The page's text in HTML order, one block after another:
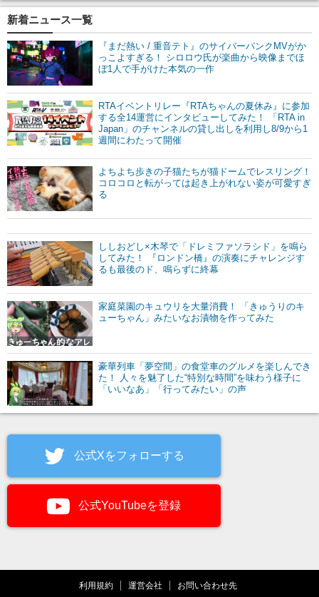
新着ニュース一覧
『まだ熱い / 重音テト』のサイバーパンクMVがか
っこよすぎる！ シロロウ氏が楽曲から映像までほ
ぼ1人で手がけた本気の一作
RTAイベントリレー『RTAちゃんの夏休み』に参加
する全14運営にインタビューしてみた！ 「RTA in
Japan」のチャンネルの貸し出しを利用し8/9から1
週間にわたって開催
よちよち歩きの子猫たちが猫ドームでレスリング！
コロコロと転がっては起き上がれない姿が可愛すぎ
る
ししおどし×木琴で「ドレミファソラシド」を鳴ら
してみた！ 『ロンドン橋』の演奏にチャレンジす
るも最後のド、鳴らずに終幕
家庭菜園のキュウリを大量消費！ 「きゅうりのキ
ューちゃん」みたいなお漬物を作ってみた
豪華列車「夢空間」の食堂車のグルメを楽しんでき
た！ 人々を魅了した“特別な時間”を味わう様子に
「いいなあ」「行ってみたい」の声
公式Xをフォローする
公式YouTubeを登録
利用規約 運営会社 お問い合わせ先